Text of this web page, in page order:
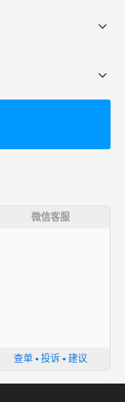
微信客服
查单 ▪ 投诉 ▪ 建议